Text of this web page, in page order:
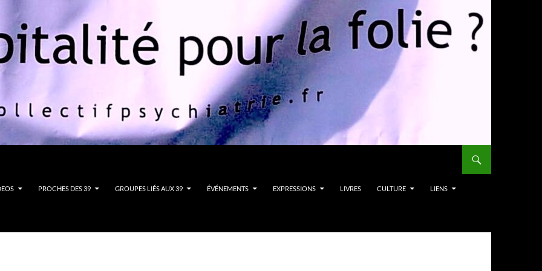
PROCHES DES 39 GROUPES LIÉS AUX 39 ÉVÉNEMENTS EXPRESSIONS LIVRES CULTURE LIENS